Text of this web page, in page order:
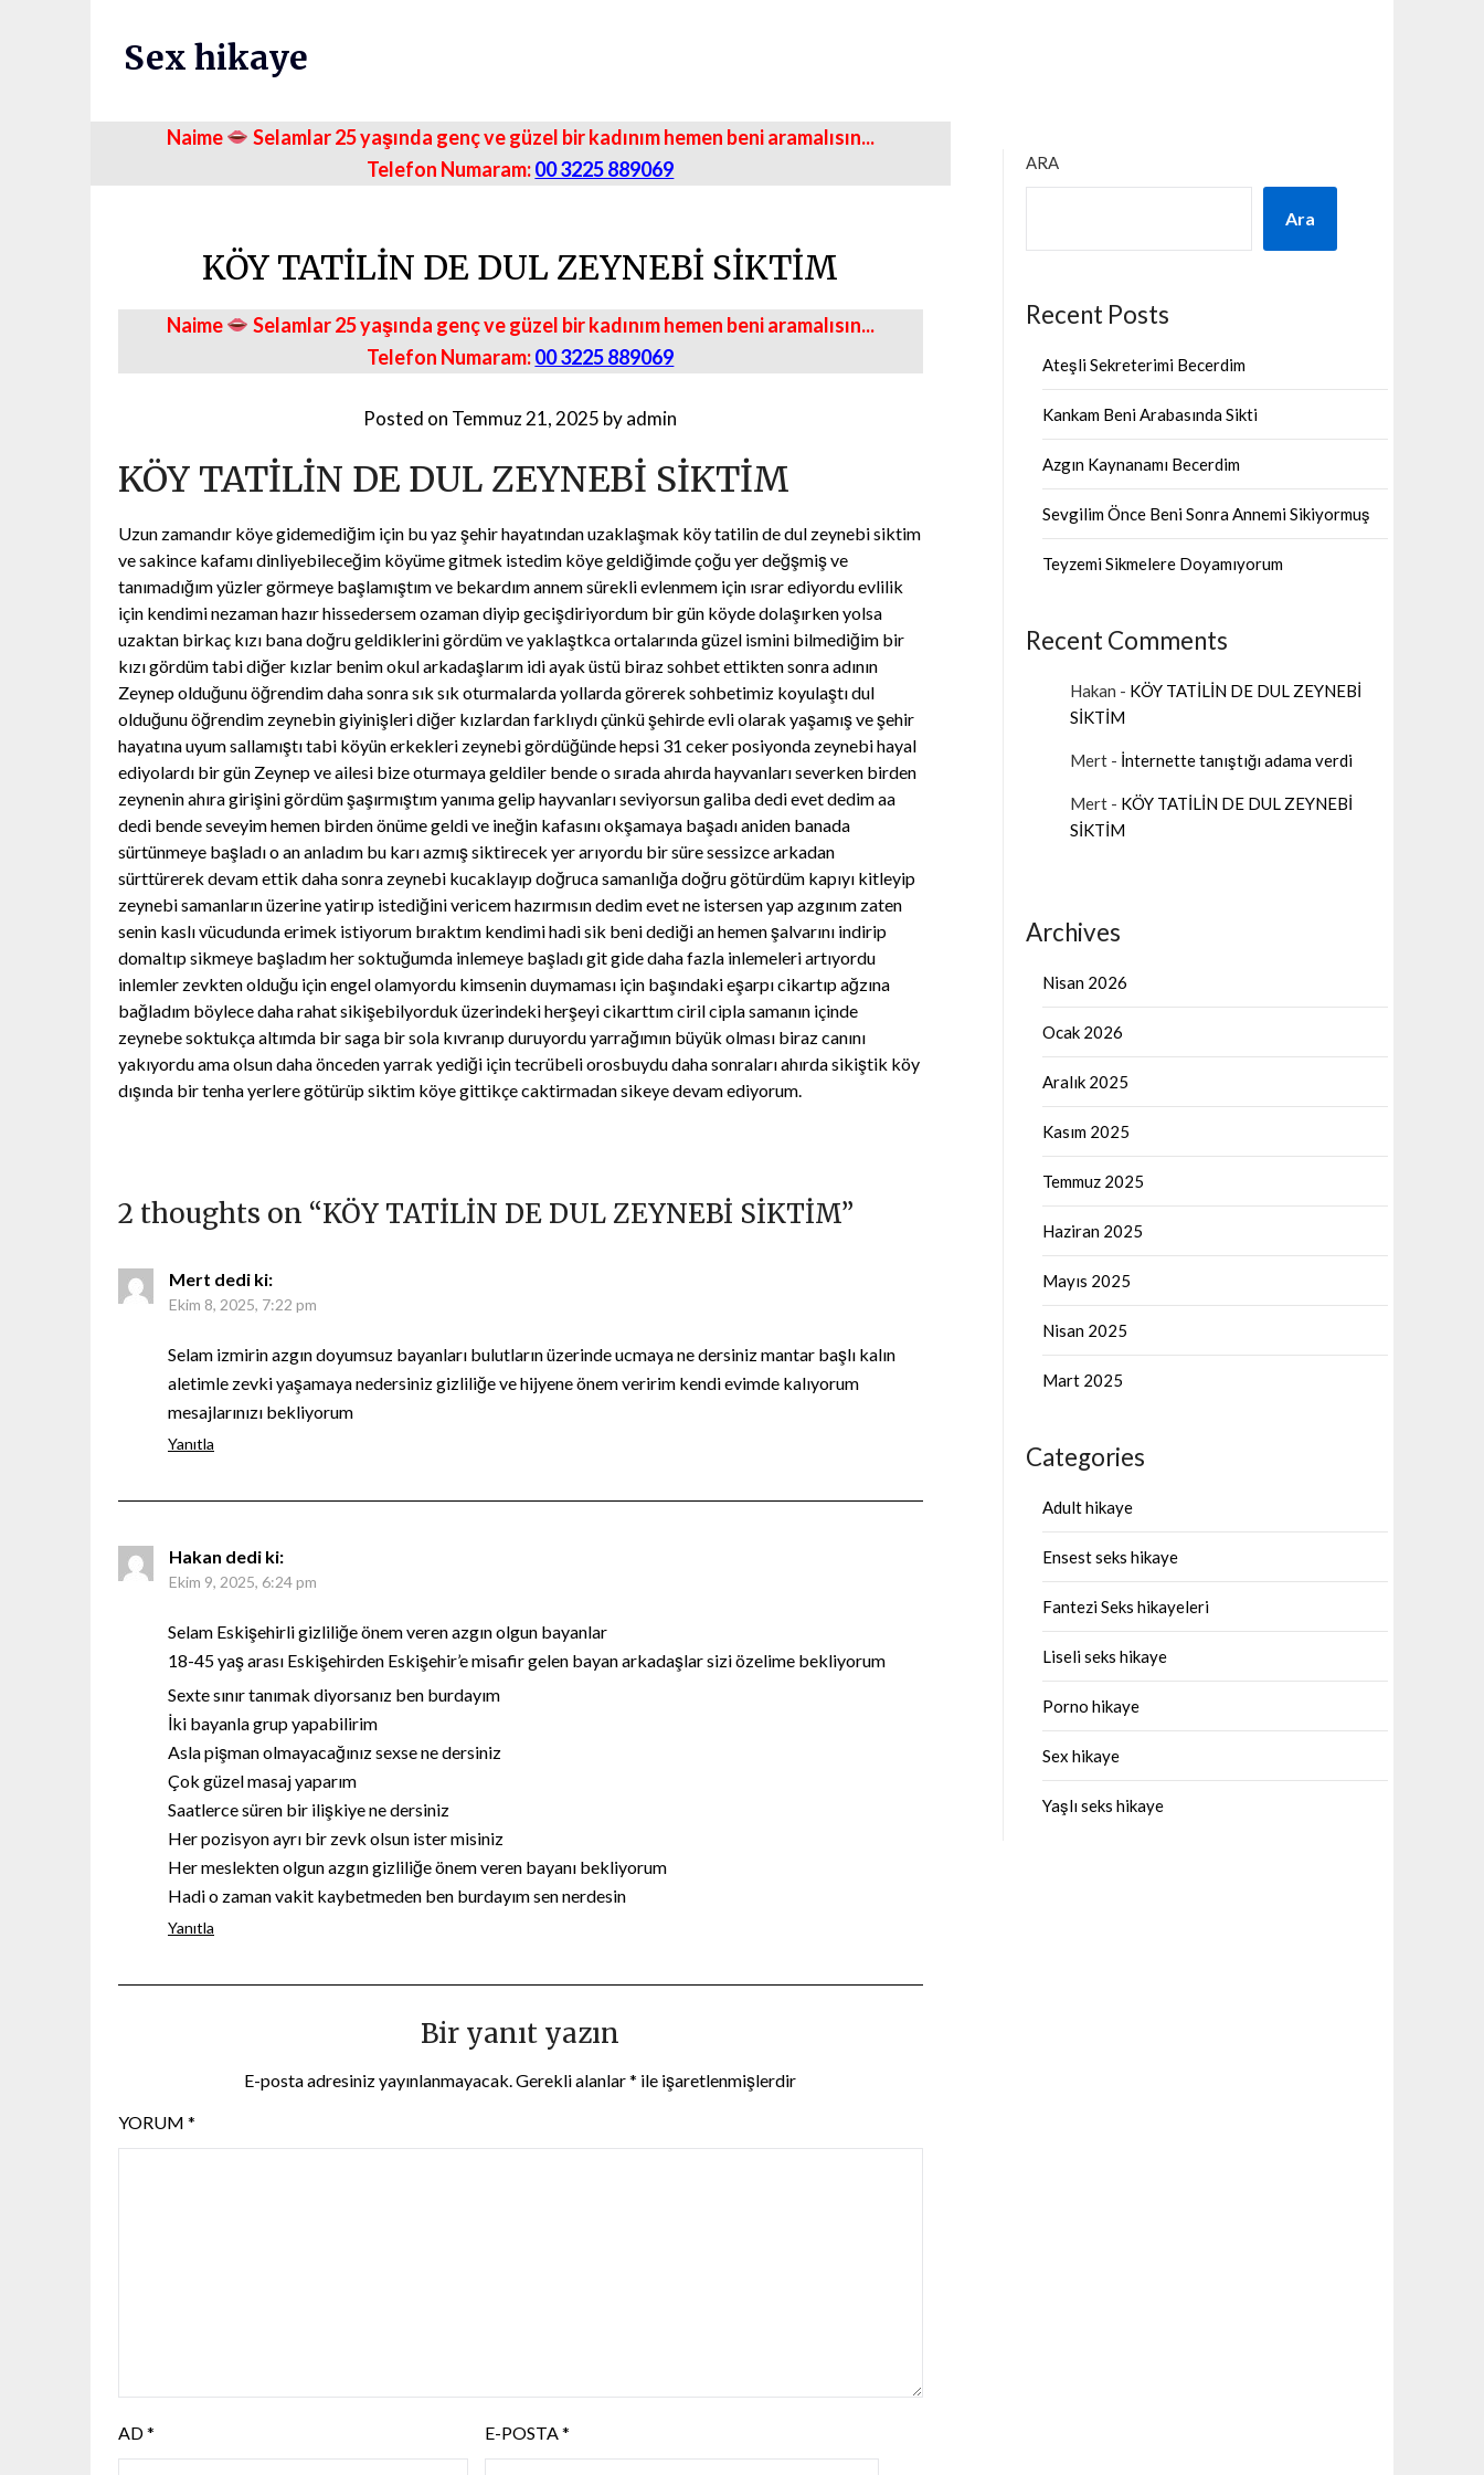
Sex hikaye
Naime
Selamlar 25 yaşında genç ve güzel bir kadınım hemen beni aramalısın...
Telefon Numaram:00 3225 889069
KÖY TATİLİN DE DUL ZEYNEBİ SİKTİM
Naime
Selamlar 25 yaşında genç ve güzel bir kadınım hemen beni aramalısın...
Telefon Numaram:00 3225 889069
Posted on Temmuz 21, 2025 byadmin
KÖY TATİLİN DE DUL ZEYNEBİ SİKTİM
Uzun zamandır köye gidemediğim için bu yaz şehir hayatından uzaklaşmak köy tatilin de dul zeynebi siktim
ve sakince kafamı dinliyebileceğim köyüme gitmek istedim köye geldiğimde çoğu yer değşmiş ve
tanımadığım yüzler görmeye başlamıştım ve bekardım annem sürekli evlenmem için ısrar ediyordu evlilik
için kendimi nezaman hazır hissedersem ozaman diyip gecişdiriyordum bir gün köyde dolaşırken yolsa
uzaktan birkaç kızı bana doğru geldiklerini gördüm ve yaklaştkca ortalarında güzel ismini bilmediğim bir
kızı gördüm tabi diğer kızlar benim okul arkadaşlarım idi ayak üstü biraz sohbet ettikten sonra adının
Zeynep olduğunu öğrendim daha sonra sık sık oturmalarda yollarda görerek sohbetimiz koyulaştı dul
olduğunu öğrendim zeynebin giyinişleri diğer kızlardan farklıydı çünkü şehirde evli olarak yaşamış ve şehir
hayatına uyum sallamıştı tabi köyün erkekleri zeynebi gördüğünde hepsi 31 ceker posiyonda zeynebi hayal
ediyolardı bir gün Zeynep ve ailesi bize oturmaya geldiler bende o sırada ahırda hayvanları severken birden
zeynenin ahıra girişini gördüm şaşırmıştım yanıma gelip hayvanları seviyorsun galiba dedi evet dedim aa
dedi bende seveyim hemen birden önüme geldi ve ineğin kafasını okşamaya başadı aniden banada
sürtünmeye başladı o an anladım bu karı azmış siktirecek yer arıyordu bir süre sessizce arkadan
sürttürerek devam ettik daha sonra zeynebi kucaklayıp doğruca samanlığa doğru götürdüm kapıyı kitleyip
zeynebi samanların üzerine yatirıp istediğini vericem hazırmısın dedim evet ne istersen yap azgınım zaten
senin kaslı vücudunda erimek istiyorum bıraktım kendimi hadi sik beni dediği an hemen şalvarını indirip
domaltıp sikmeye başladım her soktuğumda inlemeye başladı git gide daha fazla inlemeleri artıyordu
inlemler zevkten olduğu için engel olamyordu kimsenin duymaması için başındaki eşarpı cikartıp ağzına
bağladım böylece daha rahat sikişebilyorduk üzerindeki herşeyi cikarttım ciril cipla samanın içinde
zeynebe soktukça altımda bir saga bir sola kıvranıp duruyordu yarrağımın büyük olması biraz canını
yakıyordu ama olsun daha önceden yarrak yediği için tecrübeli orosbuydu daha sonraları ahırda sikiştik köy
dışında bir tenha yerlere götürüp siktim köye gittikçe caktirmadan sikeye devam ediyorum.
2 thoughts on “KÖY TATİLİN DE DUL ZEYNEBİ SİKTİM”
Mert dedi ki:
Ekim 8, 2025, 7:22 pm
Selam izmirin azgın doyumsuz bayanları bulutların üzerinde ucmaya ne dersiniz mantar başlı kalın
aletimle zevki yaşamaya nedersiniz gizliliğe ve hijyene önem veririm kendi evimde kalıyorum
mesajlarınızı bekliyorum
Yanıtla
Hakan dedi ki:
Ekim 9, 2025, 6:24 pm
Selam Eskişehirli gizliliğe önem veren azgın olgun bayanlar
18-45 yaş arası Eskişehirden Eskişehir’e misafir gelen bayan arkadaşlar sizi özelime bekliyorum
Sexte sınır tanımak diyorsanız ben burdayım
İki bayanla grup yapabilirim
Asla pişman olmayacağınız sexse ne dersiniz
Çok güzel masaj yaparım
Saatlerce süren bir ilişkiye ne dersiniz
Her pozisyon ayrı bir zevk olsun ister misiniz
Her meslekten olgun azgın gizliliğe önem veren bayanı bekliyorum
Hadi o zaman vakit kaybetmeden ben burdayım sen nerdesin
Yanıtla
Bir yanıt yazın
E-posta adresiniz yayınlanmayacak.Gerekli alanlar* ile işaretlenmişlerdir
YORUM *
AD* E-POSTA*
ARA
Ara
Recent Posts
Ateşli Sekreterimi Becerdim
Kankam Beni Arabasında Sikti
Azgın Kaynanamı Becerdim
Sevgilim Önce Beni Sonra Annemi Sikiyormuş
Teyzemi Sikmelere Doyamıyorum
Recent Comments
Hakan - KÖY TATİLİN DE DUL ZEYNEBİ
SİKTİM
Mert- İnternette tanıştığı adama verdi
Mert- KÖY TATİLİN DE DUL ZEYNEBİ
SİKTİM
Archives
Nisan 2026
Ocak 2026
Aralık 2025
Kasım 2025
Temmuz 2025
Haziran 2025
Mayıs 2025
Nisan 2025
Mart 2025
Categories
Adult hikaye
Ensest seks hikaye
Fantezi Seks hikayeleri
Liseli seks hikaye
Porno hikaye
Sex hikaye
Yaşlı seks hikaye